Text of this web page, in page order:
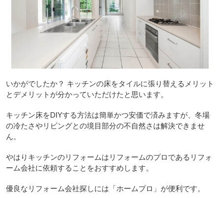
いかがでしたか？ キッチンの床をタイルに張り替えるメリット
とデメリットが分かっていただけたと思います。
キッチン床をDIYする方法は簡単かつ安価で済みますが、冬場
の冷たさやリビングとの境目部分の不自然さは解決できませ
ん。
やはりキッチンのリフォームはリフォームのプロであるリフォ
ーム会社に依頼することをおすすめします。
優良なリフォーム会社探しには「ホームプロ」が便利です。